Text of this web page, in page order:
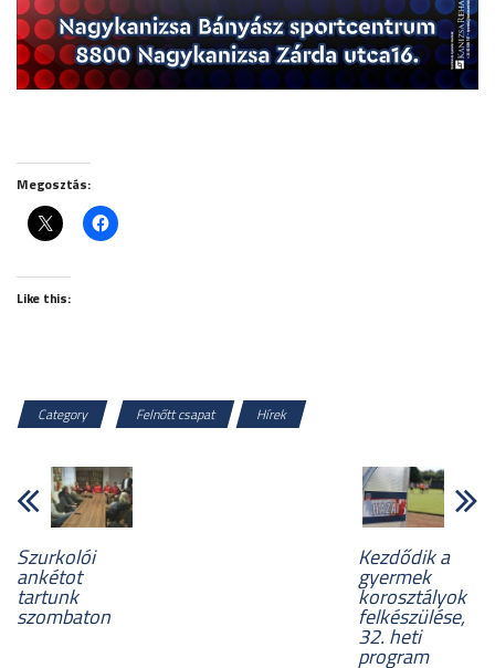
Megosztás:
Like this:
Category Felnőtt csapat Hírek
Szurkolói
ankétot
tartunk
szombaton
Kezdődik a
gyermek
korosztályok
felkészülése,
32. heti
program